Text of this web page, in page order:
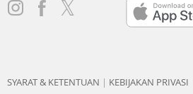
SYARAT & KETENTUAN | KEBIJAKAN PRIVASI